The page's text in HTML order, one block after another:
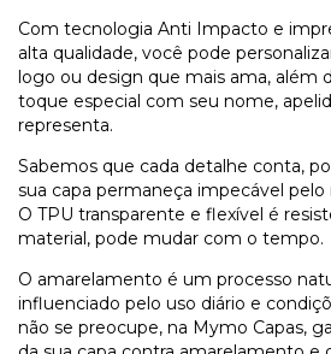
Com tecnologia Anti Impacto e
alta qualidade, você pode
logo ou design que mais ama, além
toque especial com seu nome,
representa.
Sabemos que cada detalhe conta,
sua capa permaneça impecável
O TPU transparente e flexível é
material, pode mudar com o tempo.
O amarelamento é um processo
influenciado pelo uso diário e
não se preocupe, na Mymo Capas,